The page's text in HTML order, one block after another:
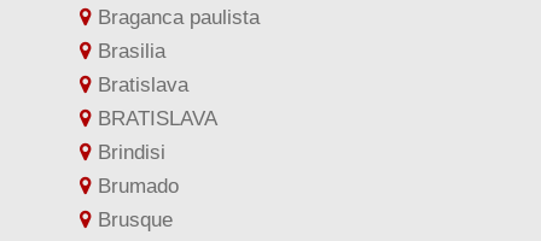
Braganca paulista
Brasilia
Bratislava
BRATISLAVA
Brindisi
Brumado
Brusque